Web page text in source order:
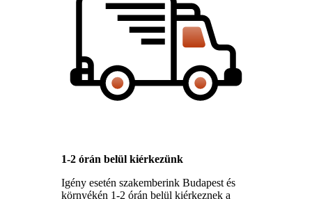
1-2 órán belül kiérkezünk
Igény esetén szakemberink Budapest és
környékén 1-2 órán belül kiérkeznek a